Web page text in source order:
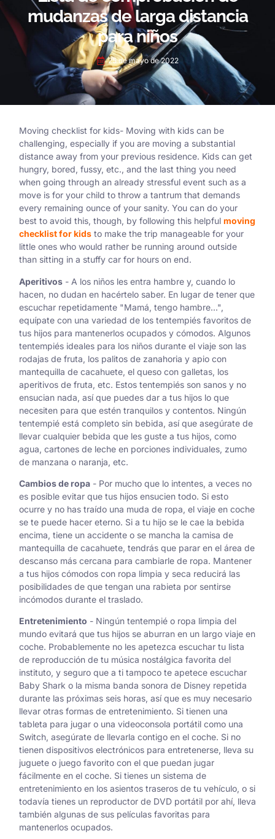
mudanzas de larga distancia
para niños
25 de mayo de 2022
Moving checklist for kids- Moving with kids can be
challenging, especially if you are moving a substantial
distance away from your previous residence. Kids can get
hungry, bored, fussy, etc., and the last thing you need
when going through an already stressful event such as a
move is for your child to throw a tantrum that demands
every remaining ounce of your sanity. You can do your
best to avoid this, though, by following this helpful moving
checklist for kids to make the trip manageable for your
little ones who would rather be running around outside
than sitting in a stuffy car for hours on end.
Aperitivos - A los niños les entra hambre y, cuando lo
hacen, no dudan en hacértelo saber. En lugar de tener que
escuchar repetidamente "Mamá, tengo hambre...",
equípate con una variedad de los tentempiés favoritos de
tus hijos para mantenerlos ocupados y cómodos. Algunos
tentempiés ideales para los niños durante el viaje son las
rodajas de fruta, los palitos de zanahoria y apio con
mantequilla de cacahuete, el queso con galletas, los
aperitivos de fruta, etc. Estos tentempiés son sanos y no
ensucian nada, así que puedes dar a tus hijos lo que
necesiten para que estén tranquilos y contentos. Ningún
tentempié está completo sin bebida, así que asegúrate de
llevar cualquier bebida que les guste a tus hijos, como
agua, cartones de leche en porciones individuales, zumo
de manzana o naranja, etc.
Cambios de ropa - Por mucho que lo intentes, a veces no
es posible evitar que tus hijos ensucien todo. Si esto
ocurre y no has traído una muda de ropa, el viaje en coche
se te puede hacer eterno. Si a tu hijo se le cae la bebida
encima, tiene un accidente o se mancha la camisa de
mantequilla de cacahuete, tendrás que parar en el área de
descanso más cercana para cambiarle de ropa. Mantener
a tus hijos cómodos con ropa limpia y seca reducirá las
posibilidades de que tengan una rabieta por sentirse
incómodos durante el traslado.
Entretenimiento - Ningún tentempié o ropa limpia del
mundo evitará que tus hijos se aburran en un largo viaje en
coche. Probablemente no les apetezca escuchar tu lista
de reproducción de tu música nostálgica favorita del
instituto, y seguro que a ti tampoco te apetece escuchar
Baby Shark o la misma banda sonora de Disney repetida
durante las próximas seis horas, así que es muy necesario
llevar otras formas de entretenimiento. Si tienen una
tableta para jugar o una videoconsola portátil como una
Switch, asegúrate de llevarla contigo en el coche. Si no
tienen dispositivos electrónicos para entretenerse, lleva su
juguete o juego favorito con el que puedan jugar
fácilmente en el coche. Si tienes un sistema de
entretenimiento en los asientos traseros de tu vehículo, o si
todavía tienes un reproductor de DVD portátil por ahí, lleva
también algunas de sus películas favoritas para
mantenerlos ocupados.